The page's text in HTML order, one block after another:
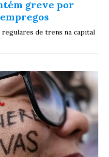
greve por
de trens na capital